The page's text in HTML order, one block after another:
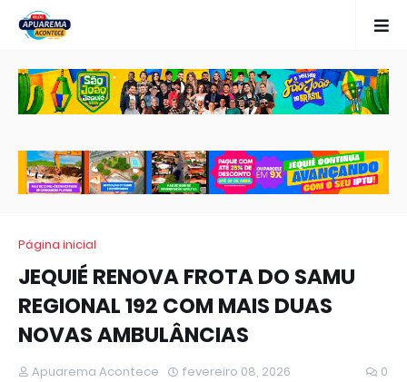
Página inicial
JEQUIÉ RENOVA FROTA DO SAMU
REGIONAL 192 COM MAIS DUAS
NOVAS AMBULÂNCIAS
Apuarema Acontece fevereiro 08, 2026 0